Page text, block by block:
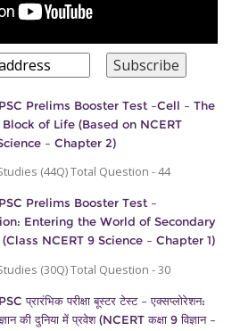
Prelims Booster Test –Cell – The
of Life (Based on NCERT
– Chapter 2)
(44Q) Total Question - 44
Prelims Booster Test –
Entering the World of Secondary
NCERT 9 Science – Chapter 1)
(30Q) Total Question - 30
प्रारंभिक परीक्षा बूस्टर टेस्ट – एक्सप्लोरेशन:
की दुनिया में प्रवेश (NCERT कक्षा 9 विज्ञान –